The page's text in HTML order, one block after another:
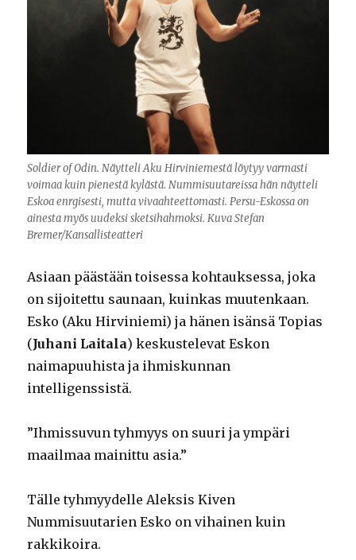
Soldier of Odin. Näytteli Aku Hirviniemestä löytyy varmasti
voimaa kuin pienestä kylästä. Nummisuutareissa hän näytteli
Eskoa enrgisesti, mutta vivaahteettomasti. Persu-Eskossa on
ainesta myös uudeksi sketsihahmoksi. Kuva Stefan
Bremer/Kansallisteatteri
Asiaan päästään toisessa kohtauksessa, joka
on sijoitettu saunaan, kuinkas muutenkaan.
Esko (Aku Hirviniemi) ja hänen isänsä Topias
(Juhani Laitala) keskustelevat Eskon
naimapuuhista ja ihmiskunnan
intelligenssistä.
”Ihmissuvun tyhmyys on suuri ja ympäri
maailmaa mainittu asia.”
Tälle tyhmyydelle Aleksis Kiven
Nummisuutarien Esko on vihainen kuin
rakkikoira.